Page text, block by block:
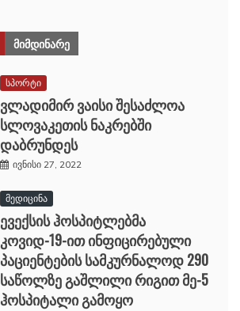
ᲛᲘᲛᲓᲘᲜᲐᲠᲔ
სპორტი
ვლადიმირ ვაისი შესაძლოა
სლოვაკეთის ნაკრებში
დაბრუნდეს
ივნისი 27, 2022
მედიცინა
ევექსის ჰოსპიტლებმა
კოვიდ-19-ით ინფიცირებული
პაციენტების სამკურნალოდ 290
საწოლზე გაშლილი რიგით მე-5
ჰოსპიტალი გამოყო